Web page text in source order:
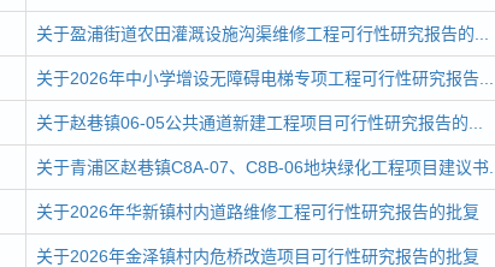
关于盈浦街道农田灌溉设施沟渠维修工程可行性研究报告的...
关于2026年中小学增设无障碍电梯专项工程可行性研究报告...
关于赵巷镇06-05公共通道新建工程项目可行性研究报告的...
关于青浦区赵巷镇C8A-07、C8B-06地块绿化工程项目建议书...
关于2026年华新镇村内道路维修工程可行性研究报告的批复
关于2026年金泽镇村内危桥改造项目可行性研究报告的批复